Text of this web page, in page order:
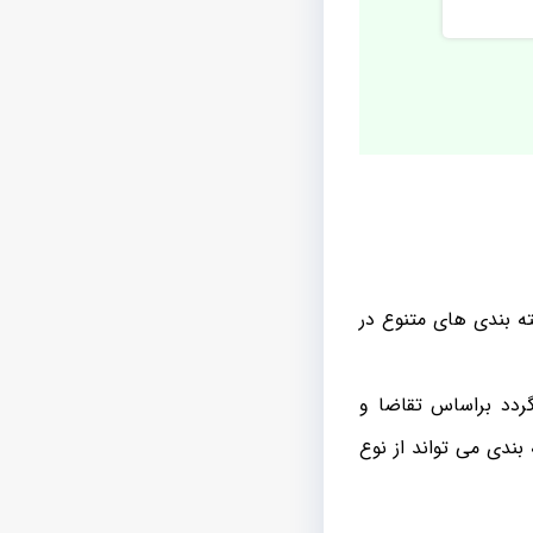
بندی های متنوع در
براساس تقاضا و
می تواند از نوع